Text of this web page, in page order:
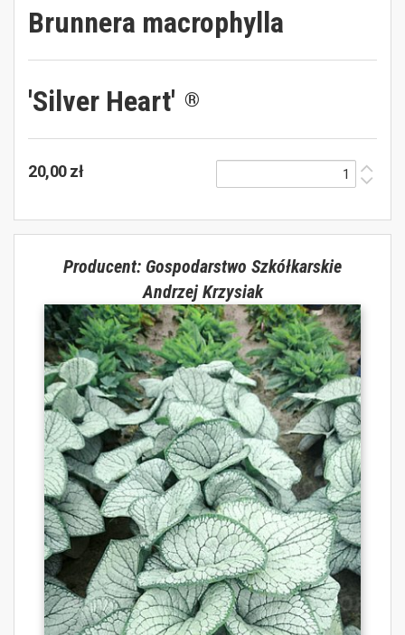
Brunnera macrophylla
'Silver Heart' ®
20,00 zł
Producent: Gospodarstwo Szkółkarskie
Andrzej Krzysiak